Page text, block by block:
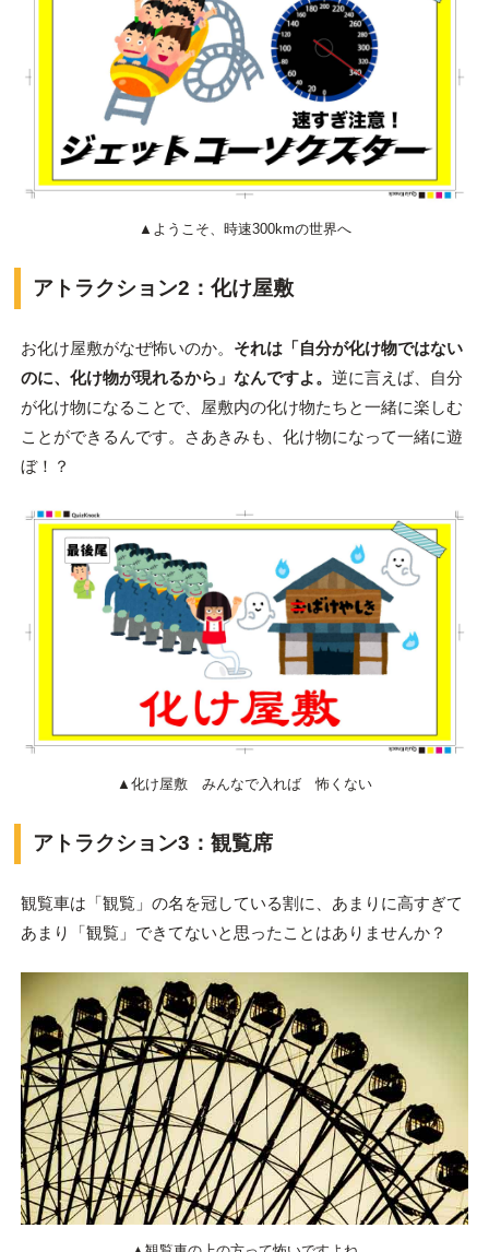
▲ようこそ、時速300kmの世界へ
アトラクション2：化け屋敷
お化け屋敷がなぜ怖いのか。 それは「自分が化け物ではない
のに、化け物が現れるから」なんですよ。 逆に言えば、自分
が化け物になることで、屋敷内の化け物たちと一緒に楽しむ
ことができるんです。さあきみも、化け物になって一緒に遊
ぼ！？
▲化け屋敷 みんなで入れば 怖くない
アトラクション3：観覧席
観覧車は「観覧」の名を冠している割に、あまりに高すぎて
あまり「観覧」できてないと思ったことはありませんか？